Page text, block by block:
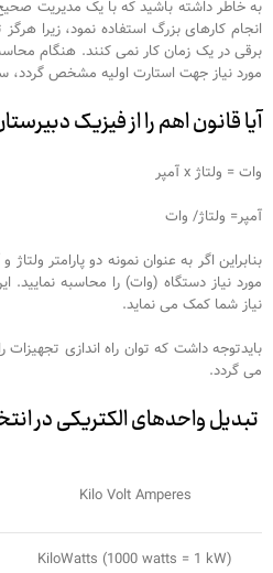
به خاطر داشته باشید که با یک مدیریت
انجام کارهای بزرگ استفاده نمود، زیرا
برقی در یک زمان کار نمی کنند. هنگام
مورد نیاز جهت استارت اولیه مشخص گردد،
آیا قانون اهم را از فیزیک
وات = ولتاژ x آمپر
آمپر= ولتاژ/ وات
بنابراین اگر به عنوان نمونه دو پارامتر ولتاژ
مورد نیاز دستگاه (وات) را محاسبه نمایید.
نیاز شما کمک می نماید.
می گردد.
تبدیلواحدهایالکتریکی در
Kilo Volt Amperes
KiloWatts (1000 watts = 1 kW)